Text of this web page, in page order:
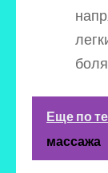
Еще по
массажа